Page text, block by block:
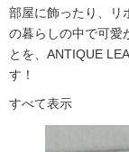
部屋に飾ったり、リ
の暮らしの中で可愛
とを、ANTIQUE
す！
すべて表示